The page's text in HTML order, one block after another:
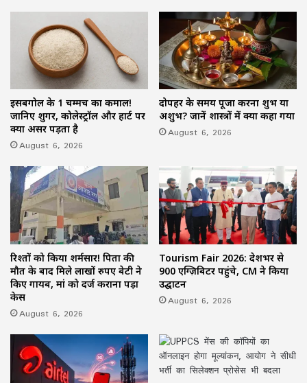
इसबगोल के 1 चम्मच का कमाल!
जानिए शुगर, कोलेस्ट्रॉल और हार्ट पर
क्या असर पड़ता है
August 6, 2026
दोपहर के समय पूजा करना शुभ या
अशुभ? जानें शास्त्रों में क्या कहा गया
August 6, 2026
रिश्तों को किया शर्मसार! पिता की
मौत के बाद मिले लाखों रुपए बेटी ने
किए गायब, मां को दर्ज कराना पड़ा
केस
August 6, 2026
Tourism Fair 2026: देशभर से
900 एग्ज़िबिटर पहुंचे, CM ने किया
उद्घाटन
August 6, 2026